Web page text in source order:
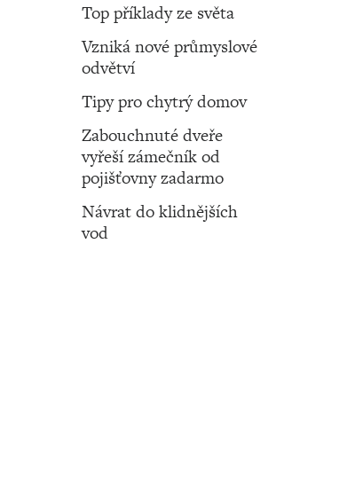
Top příklady ze světa
Vzniká nové průmyslové
odvětví
Tipy pro chytrý domov
Zabouchnuté dveře
vyřeší zámečník od
pojišťovny zadarmo
Návrat do klidnějších
vod